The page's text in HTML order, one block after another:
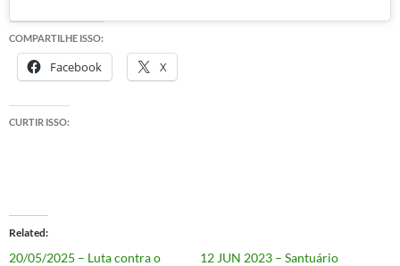
COMPARTILHE ISSO:
Facebook X
CURTIR ISSO:
Related
20/05/2025 – Luta contra o
12 JUN 2023 – Santuário